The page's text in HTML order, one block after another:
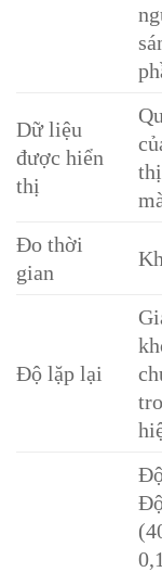
Dữ liệu
được hiển
thị
Đo thời
gian
Độ lặp lại